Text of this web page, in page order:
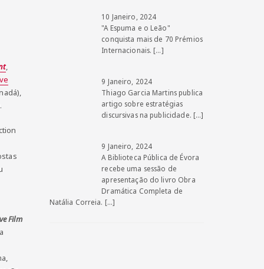
,
Film
10 Janeiro, 2024
"A Espuma e o Leão"
conquista mais de 70 Prémios
Internacionais. […]
9 Janeiro, 2024
Thiago Garcia Martins publica
artigo sobre estratégias
discursivas na publicidade. […]
9 Janeiro, 2024
A Biblioteca Pública de Évora
recebe uma sessão de
apresentação do livro Obra
Dramática Completa de
Natália Correia. […]